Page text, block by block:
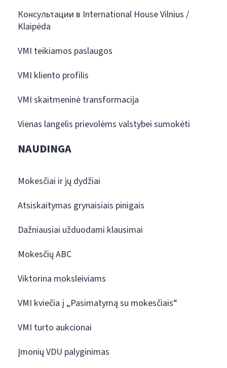
Консультации в International House Vilnius /
Klaipėda
VMI teikiamos paslaugos
VMI kliento profilis
VMI skaitmeninė transformacija
Vienas langelis prievolėms valstybei sumokėti
NAUDINGA
Mokesčiai ir jų dydžiai
Atsiskaitymas grynaisiais pinigais
Dažniausiai užduodami klausimai
Mokesčių ABC
Viktorina moksleiviams
VMI kviečia į „Pasimatymą su mokesčiais“
VMI turto aukcionai
Įmonių VDU palyginimas